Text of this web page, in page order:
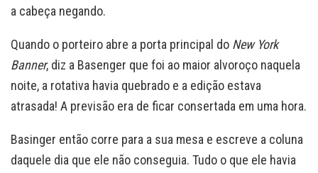
a cabeça negando.
Quando o porteiro abre a porta principal do New York
Banner, diz a Basenger que foi ao maior alvoroço naquela
noite, a rotativa havia quebrado e a edição estava
atrasada! A previsão era de ficar consertada em uma hora.
Basinger então corre para a sua mesa e escreve a coluna
daquele dia que ele não conseguia. Tudo o que ele havia